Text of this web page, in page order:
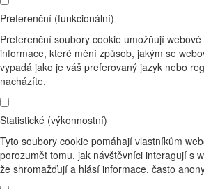
Preferenční (funkcionální)
Preferenční soubory cookie umožňují
informace, které mění způsob, jakým se
vypadá jako je váš preferovaný jazyk nebo
nacházíte.
Statistické (výkonnostní)
Tyto soubory cookie pomáhají vlastníkům
porozumět tomu, jak návštěvníci interagují s
že shromažďují a hlásí informace, často